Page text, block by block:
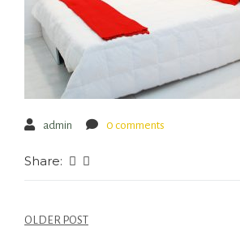
admin 0 comments
Share:
OLDER POST